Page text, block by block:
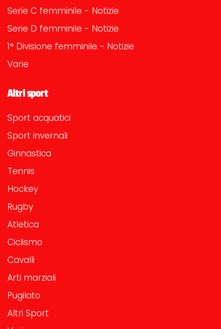
Serie C femminile - Notizie
Serie D femminile - Notizie
1° Divisione femminile - Notizie
Varie
Altri sport
Sport acquatici
Sport invernali
Ginnastica
Tennis
Hockey
Rugby
Atletica
Ciclismo
Cavalli
Arti marziali
Pugilato
Altri Sport